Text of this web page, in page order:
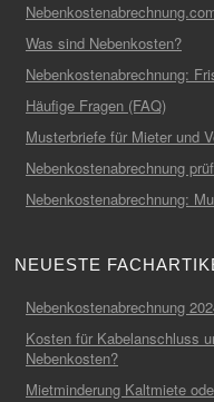
Was sind Nebenkosten?
Nebenkostenabrechnung:
Häufige Fragen (FAQ)
Musterbriefe für Mieter und
Nebenkostenabrechnung
Nebenkostenabrechnung:
NEUESTE
Nebenkostenabrechnung
Kosten für Kabelanschluss
Nebenkosten?
Mietminderung Kaltmiete